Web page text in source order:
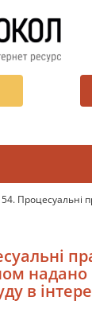
Процесуальні
в